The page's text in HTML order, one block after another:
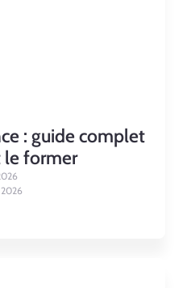
: guide complet
le former